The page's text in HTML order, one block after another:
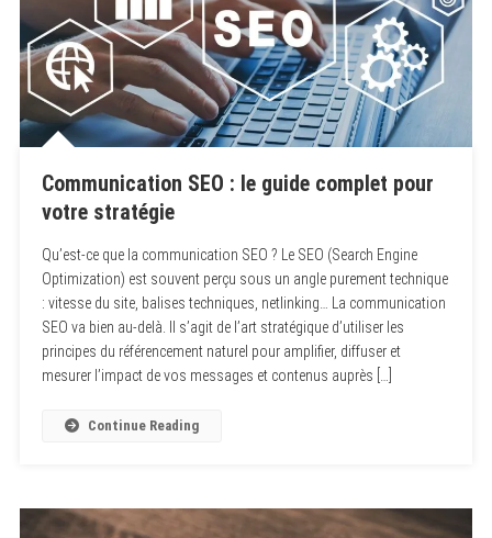
Communication SEO : le guide complet pour
votre stratégie
Qu’est-ce que la communication SEO ? Le SEO (Search Engine
Optimization) est souvent perçu sous un angle purement technique
: vitesse du site, balises techniques, netlinking… La communication
SEO va bien au-delà. Il s’agit de l’art stratégique d’utiliser les
principes du référencement naturel pour amplifier, diffuser et
mesurer l’impact de vos messages et contenus auprès […]
Continue Reading